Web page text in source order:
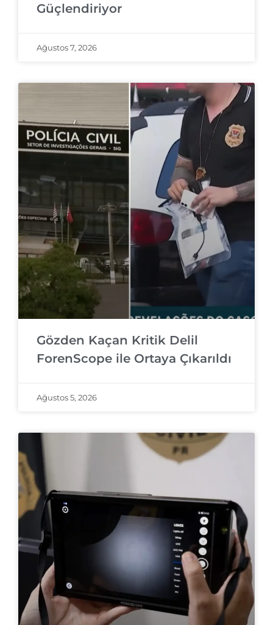
Güçlendiriyor
Ağustos 7, 2026
Gözden Kaçan Kritik Delil
ForenScope ile Ortaya Çıkarıldı
Ağustos 5, 2026